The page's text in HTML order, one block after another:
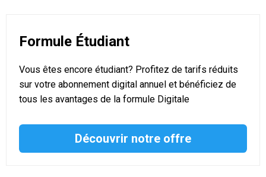
Formule Étudiant
Vous êtes encore étudiant? Profitez de tarifs réduits
sur votre abonnement digital annuel et bénéficiez de
tous les avantages de la formule Digitale
Découvrir notre offre